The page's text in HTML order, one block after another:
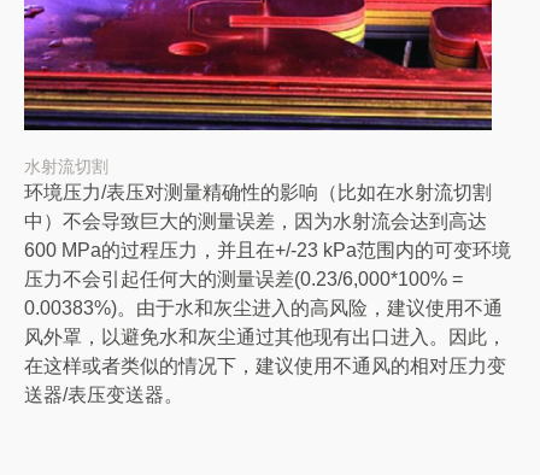
水射流切割
环境压力/表压对测量精确性的影响（比如在水射流切割
中）不会导致巨大的测量误差，因为水射流会达到高达
600 MPa的过程压力，并且在+/-23 kPa范围内的可变环境
压力不会引起任何大的测量误差(0.23/6,000*100% =
0.00383%)。由于水和灰尘进入的高风险，建议使用不通
风外罩，以避免水和灰尘通过其他现有出口进入。因此，
在这样或者类似的情况下，建议使用不通风的相对压力变
送器/表压变送器。